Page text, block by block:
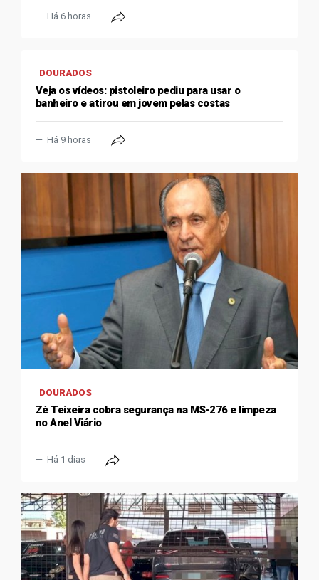
Há 6 horas
DOURADOS
Veja os vídeos: pistoleiro pediu para usar o
banheiro e atirou em jovem pelas costas
Há 9 horas
DOURADOS
Zé Teixeira cobra segurança na MS-276 e limpeza
no Anel Viário
Há 1 dias